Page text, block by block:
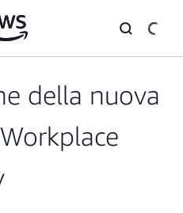
della nuova